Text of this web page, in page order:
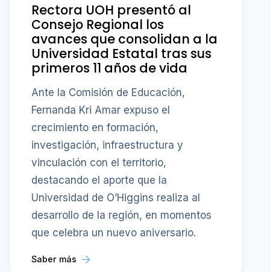
Rectora UOH presentó al
Consejo Regional los
avances que consolidan a la
Universidad Estatal tras sus
primeros 11 años de vida
Ante la Comisión de Educación,
Fernanda Kri Amar expuso el
crecimiento en formación,
investigación, infraestructura y
vinculación con el territorio,
destacando el aporte que la
Universidad de O’Higgins realiza al
desarrollo de la región, en momentos
que celebra un nuevo aniversario.
Saber más